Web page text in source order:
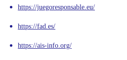
https://juegoresponsable.eu/
https://fad.es/
https://ais-info.org/